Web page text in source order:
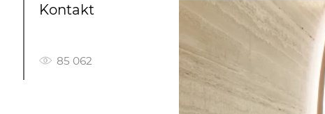
Kontakt
85 062